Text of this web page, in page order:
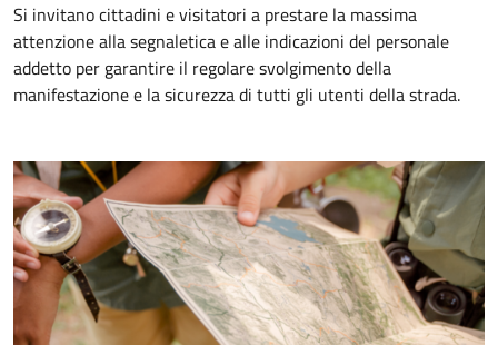
Si invitano cittadini e visitatori a prestare la massima
attenzione alla segnaletica e alle indicazioni del personale
addetto per garantire il regolare svolgimento della
manifestazione e la sicurezza di tutti gli utenti della strada.